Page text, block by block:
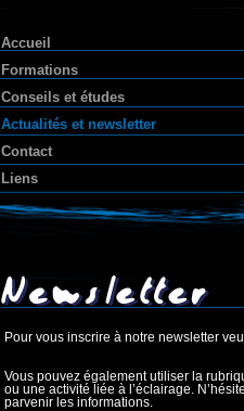
Accueil
Formations
Conseils et études
Actualités et newsletter
Contact
Liens
Pour vous inscrire à notre newsletter
Vous pouvez également utiliser la
ou une activité liée à l’éclairage.
parvenir les informations.